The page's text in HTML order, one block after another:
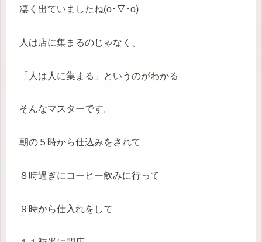
凄く出ていましたね(o･∇･o)
人は店に集まるのじゃなく、
「人は人に集まる」というのがわかる
そんなマスターです。
朝の５時から仕込みをされて
８時過ぎにコーヒー飲みに行って
９時から仕入れをして